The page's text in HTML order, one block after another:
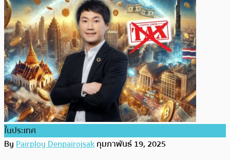
ในประเทศ
ByPairploy Denpairojsakกุมภาพันธ์ 19, 2025